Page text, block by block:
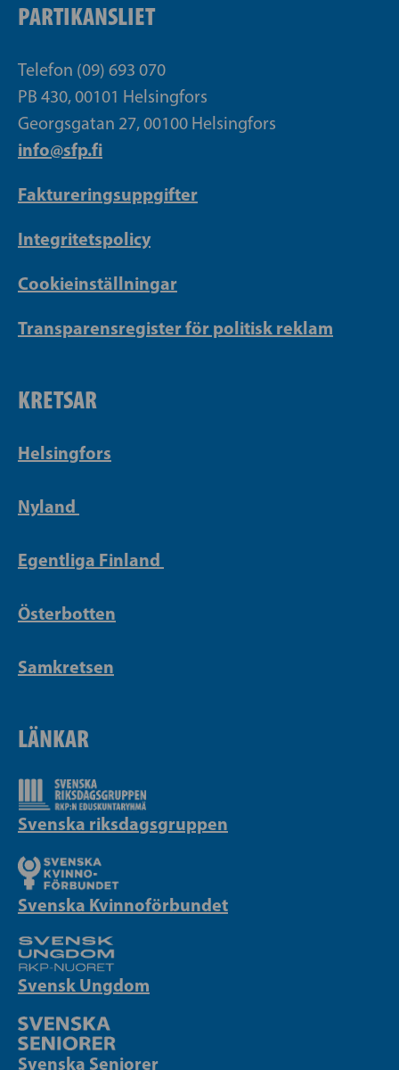
PARTIKANSLIET
Telefon (09) 693 070
PB 430, 00101 Helsingfors
Georgsgatan 27, 00100 Helsingfors
info@sfp.fi
Faktureringsuppgifter
Integritetspolicy
Cookieinställningar
Transparensregister för politisk reklam
KRETSAR
Helsingfors
Nyland
Egentliga Finland
Österbotten
Samkretsen
LÄNKAR
Svenska riksdagsgruppen
Svenska Kvinnoförbundet
Svensk Ungdom
Svenska Seniorer